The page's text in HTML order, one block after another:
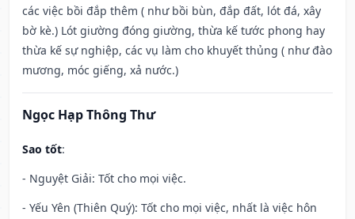
các việc bồi đắp thêm ( như bồi bùn, đắp đất, lót đá, xây
bờ kè.) Lót giường đóng giường, thừa kế tước phong hay
thừa kế sự nghiệp, các vụ làm cho khuyết thủng ( như đào
mương, móc giếng, xả nước.)
Ngọc Hạp Thông Thư
Sao tốt:
- Nguyệt Giải: Tốt cho mọi việc.
- Yếu Yên (Thiên Quý): Tốt cho mọi việc, nhất là việc hôn